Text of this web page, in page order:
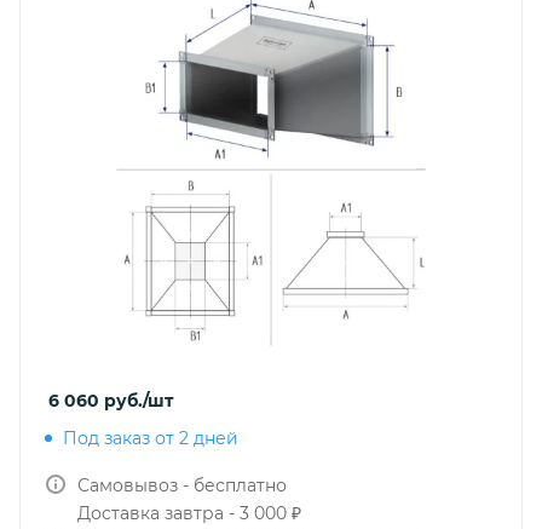
6 060 руб./шт
Под заказ от 2 дней
Самовывоз - бесплатно
Доставка завтра - 3 000 ₽